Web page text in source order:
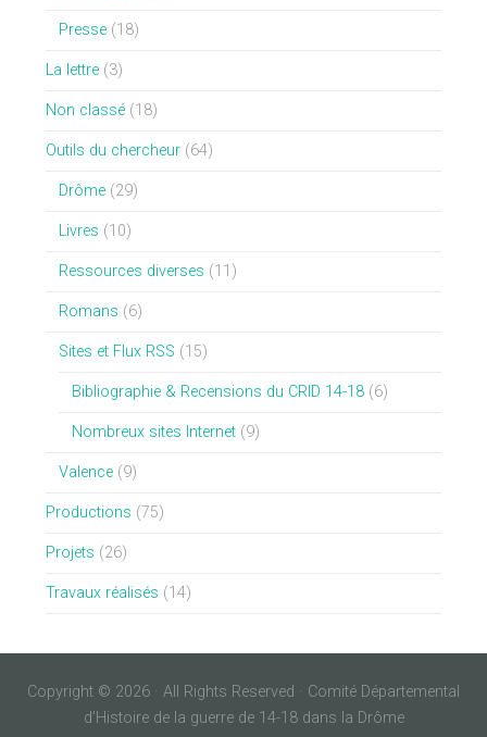
Presse(18)
La lettre(3)
Non classé(18)
Outils du chercheur(64)
Drôme(29)
Livres (10)
Ressources diverses (11)
Romans (6)
Sites et Flux RSS (15)
Bibliographie & Recensions du CRID 14-18(6)
Nombreux sites Internet(9)
Valence(9)
Productions (75)
Projets (26)
Travaux réalisés (14)
Copyright © 2026 · All Rights Reserved · Comité Départemental
d’Histoire de la guerre de 14-18 dans la Drôme